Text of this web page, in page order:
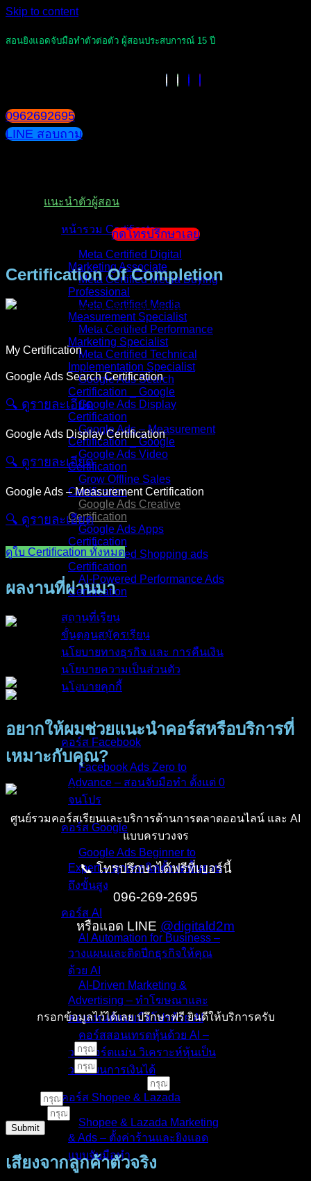
Skip to content
สอนยิงแอดจับมือทำตัวต่อตัว ผู้สอนประสบการณ์ 15 ปี
0962692695
LINE สอบถาม
แนะนำตัวผู้สอน
หน้ารวม Certificate
Meta Certified Digital
Marketing Associate
Meta Certified Media Buying
Professional
Meta Certified Media
Measurement Specialist
Meta Certified Performance
Marketing Specialist
Meta Certified Technical
Implementation Specialist
Google Ads Search
Certification _ Google
Google Ads Display
Certification
Google Ads – Measurement
Certification _ Google
Google Ads Video
Certification
Grow Offline Sales
Certification
Google Ads Creative
Certification
Google Ads Apps
Certification
AI-Powered Shopping ads
Certification
AI-Powered Performance Ads
Certification
สถานที่เรียน
ขั้นตอนสมัครเรียน
นโยบายทางธุรกิจ และ การคืนเงิน
นโยบายความเป็นส่วนตัว
นโยบายคุกกี้
คอร์ส Facebook
Facebook Ads Zero to
Advance – สอนจับมือทำ ตั้งแต่ 0
จนโปร
คอร์ส Google
Google Ads Beginner to
Expert – ทุกเทคนิคตั้งแต่พื้นฐาน
ถึงขั้นสูง
คอร์ส AI
AI Automation for Business –
วางแผนและติดปีกธุรกิจให้คุณ
ด้วย AI
AI-Driven Marketing &
Advertising – ทำโฆษณาและ
คอนเทนต์แบบมือโปรด้วย AI
คอร์สสอนเทรดหุ้นด้วย AI –
วางพอร์ตแม่น วิเคราะห์หุ้นเป็น
วางแผนการเงินได้
คอร์ส Shopee & Lazada
Shopee & Lazada Marketing
& Ads – ตั้งค่าร้านและยิงแอด
แบบจับมือทำ
กดโทรปรึกษาเลย
Certification Of Completion
My Certification
Google Ads Search Certification
🔍︎ ดูรายละเอียด
Google Ads Display Certification
🔍︎ ดูรายละเอียด
Google Ads – Measurement Certification
🔍︎ ดูรายละเอียด
ดูใบ Certification ทั้งหมด
ผลงานที่ผ่านมา
อยากให้ผมช่วยแนะนำคอร์สหรือบริการที่
เหมาะกับคุณ?
ศูนย์รวมคอร์สเรียนและบริการด้านการตลาดออนไลน์ และ AI
แบบครบวงจร
📞 โทรปรึกษาได้ฟรีที่เบอร์นี้
096-269-2695
หรือแอด LINE @digitald2m
กรอกข้อมูลไว้ได้เลย ปรึกษาฟรี ยินดีให้บริการครับ
ชื่อ - นามสกุล
เบอร์โทรศัพท์
Submit
เสียงจากลูกค้าตัวจริง